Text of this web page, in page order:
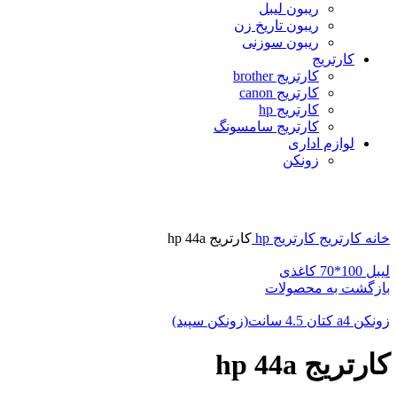
ریبون لیبل
ریبون تاریخ زن
ریبون سوزنی
کارتریج
کارتریج brother
کارتریج canon
کارتریج hp
کارتریج سامسونگ
لوازم اداری
زونکن
خانه کارتریج کارتریج hp کارتریج hp 44a
لیبل 100*70 کاغذی
بازگشت به محصولات
زونکن a4 کتان 4.5 سانت(زونکن سپید)
کارتریج hp 44a